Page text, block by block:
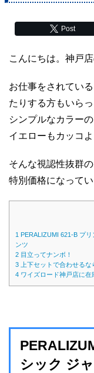
Post
こんにちは。神戸店
お仕事をされてい
たりする方もいら
シンプルなカラー
イエローもカッコ
そんな視認性抜群
特別価格になってい
1
PERALIZUMI 621-B プ
ンツ
2 目立ってナンボ！
3 上下セットで合わせるな
4 ワイズロード神戸店に在
シック ジ